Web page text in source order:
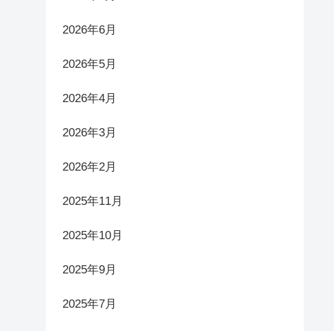
2026年6月
2026年5月
2026年4月
2026年3月
2026年2月
2025年11月
2025年10月
2025年9月
2025年7月